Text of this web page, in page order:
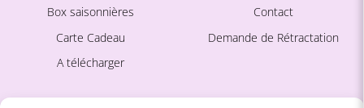
Box saisonnières
Carte Cadeau
A télécharger
Contact
Demande de Rétractation